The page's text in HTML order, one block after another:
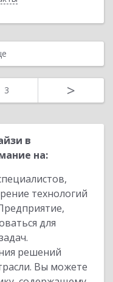
3 >
в
на:
технологий
для
решений
Вы можете